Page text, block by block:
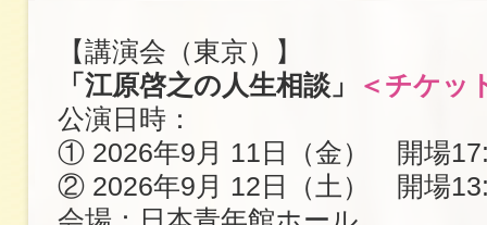
【講演会（東京）】
「江原啓之の人生相談」
＜チケッ
公演日時：
① 2026年9月 11日（金） 開場
② 2026年9月 12日（土） 開場